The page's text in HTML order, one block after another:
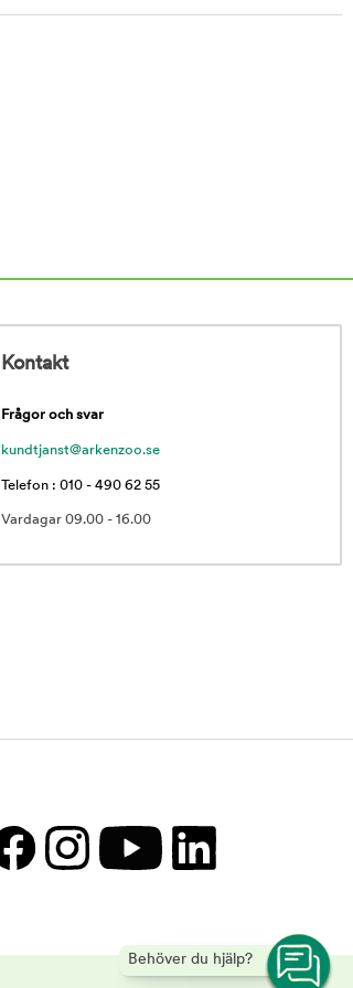
Behöver du hjälp?
Kontakt
Frågor och svar
kundtjanst@arkenzoo.se
Telefon : 010 - 490 62 55
Vardagar 09.00 - 16.00